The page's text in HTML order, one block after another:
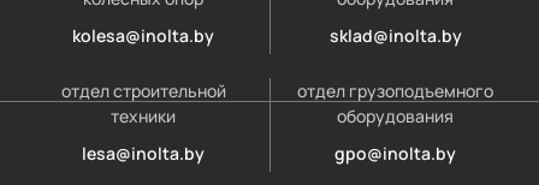
kolesa@inolta.by
sklad@inolta.by
отдел строительной
техники
lesa@inolta.by
отдел грузоподъемного
оборудования
gpo@inolta.by